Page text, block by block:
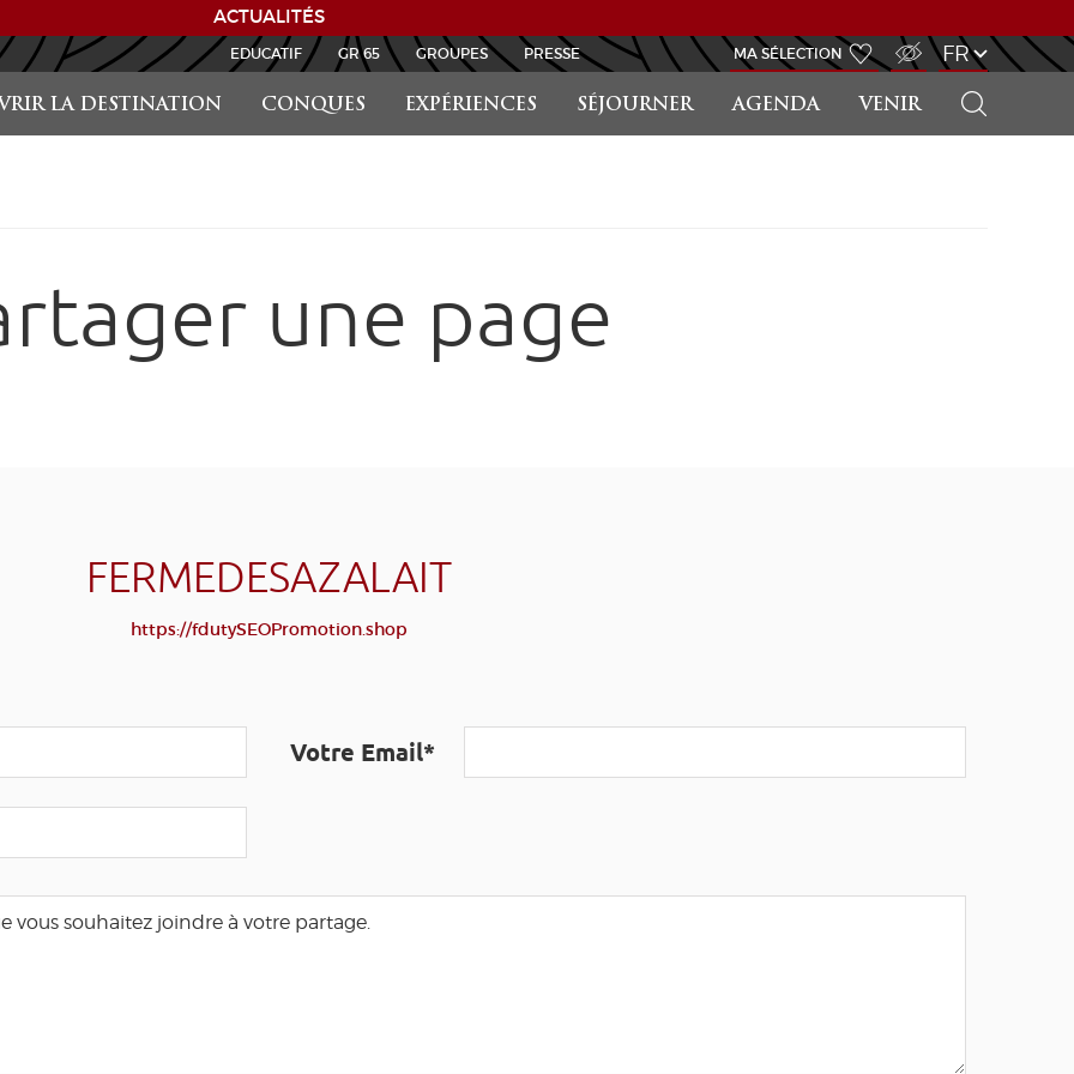
ACTUALITÉS
LA DESTINATION CONQUES EXPÉRIENCES SÉJOURNER AGENDA VENIR
EDUCATIF GR 65 GROUPES PRESSE MA SÉLECTION FR
une page
FERMEDESAZALAIT
https://fdutySEOPromotion.shop
Votre Email*